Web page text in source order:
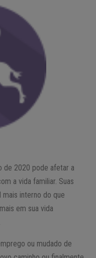
de 2020 pode afetar a
a vida familiar. Suas
interno do que
em sua vida
ou mudado de